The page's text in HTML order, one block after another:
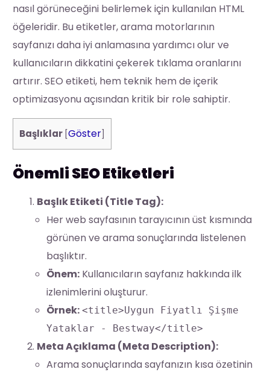
nasıl görüneceğini belirlemek için kullanılan HTML
öğeleridir. Bu etiketler, arama motorlarının
sayfanızı daha iyi anlamasına yardımcı olur ve
kullanıcıların dikkatini çekerek tıklama oranlarını
artırır. SEO etiketi, hem teknik hem de içerik
optimizasyonu açısından kritik bir role sahiptir.
Başlıklar [Göster
Önemli SEO Etiketleri
Başlık Etiketi (Title Tag):
Her web sayfasının tarayıcının üst kısmında
görünen ve arama sonuçlarında listelenen
başlıktır.
Önem: Kullanıcıların sayfanız hakkında ilk
izlenimlerini oluşturur.
Örnek: <title>Uygun Fiyatlı Şişme
Yataklar - Bestway</title>
Meta Açıklama (Meta Description):
Arama sonuçlarında sayfanızın kısa özetinin